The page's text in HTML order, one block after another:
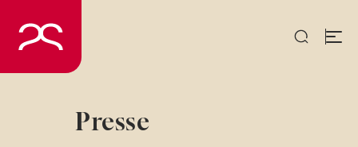
indhold
Presse